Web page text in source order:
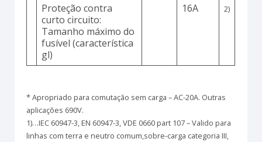
Proteção contra
curto circuito:
Tamanho máximo do
fusível (característica
gl)
16A 2)
* Apropriado para comutação sem carga – AC-20A. Outras
aplicações 690V.
1)…IEC 60947-3, EN 60947-3, VDE 0660 part 107 – Valido para
linhas com terra e neutro comum,sobre-carga categoria III,